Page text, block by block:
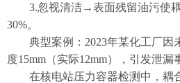
3.忽视清洁→表面残留油污使耦
30%。
典型案例：2023年某化工厂因
度15mm（实际12mm），引发泄漏
在核电站压力容器检测中，耦